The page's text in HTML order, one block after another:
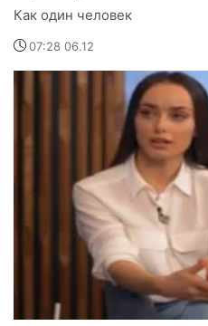
Как один человек
07:28 06.12